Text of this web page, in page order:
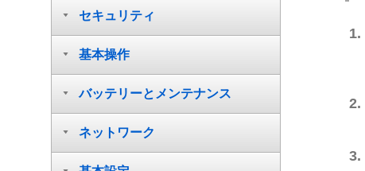
セキュリティ
基本操作
バッテリーとメンテナンス
ネットワーク